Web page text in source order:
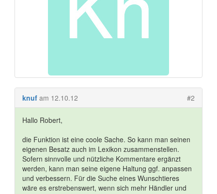
knuf am 12.10.12 #2
Hallo Robert,
die Funktion ist eine coole Sache. So kann man seinen
eigenen Besatz auch im Lexikon zusammenstellen.
Sofern sinnvolle und nützliche Kommentare ergänzt
werden, kann man seine eigene Haltung ggf. anpassen
und verbessern. Für die Suche eines Wunschtieres
wäre es erstrebenswert, wenn sich mehr Händler und